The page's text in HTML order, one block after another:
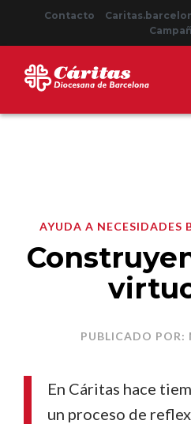
Contacto
AYUDA A NECESIDADES
PUBLICADO POR:
En Cáritas hace
un proceso de